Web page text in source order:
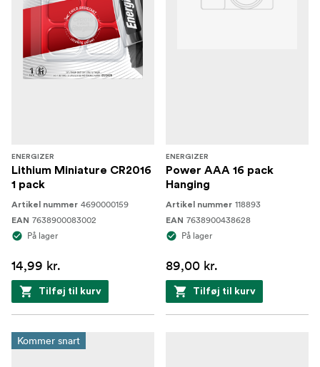
ENERGIZER
Lithium Miniature CR2016
1 pack
Artikel nummer 4690000159
EAN 7638900083002
På lager
14,99 kr.
Tilføj til kurv
ENERGIZER
Power AAA 16 pack
Hanging
Artikel nummer 118893
EAN 7638900438628
På lager
89,00 kr.
Tilføj til kurv
Kommer snart